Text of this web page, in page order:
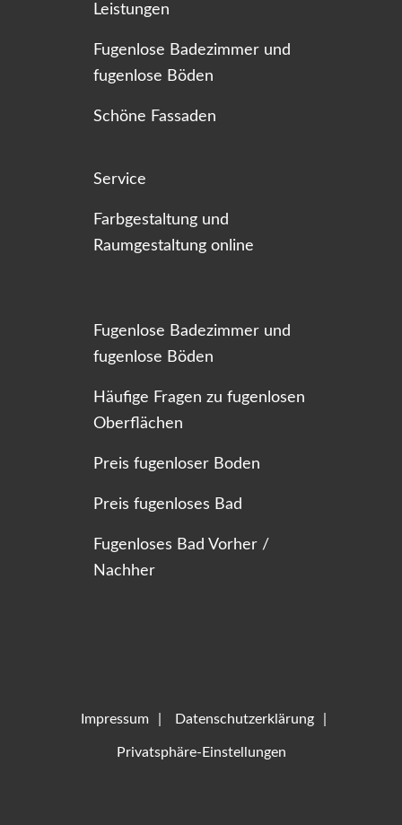
Leistungen
Fugenlose Badezimmer und
fugenlose Böden
Schöne Fassaden
Service
Farbgestaltung und
Raumgestaltung online
Fugenlose Badezimmer und
fugenlose Böden
Häufige Fragen zu fugenlosen
Oberflächen
Preis fugenloser Boden
Preis fugenloses Bad
Fugenloses Bad Vorher /
Nachher
Impressum Datenschutzerklärung
Privatsphäre-Einstellungen